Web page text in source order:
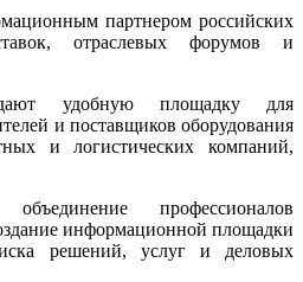
партнером российских
отраслевых форумов и
удобную площадку для
и поставщиков оборудования
и логистических компаний,
профессионалов
информационной площадки
решений, услуг и деловых